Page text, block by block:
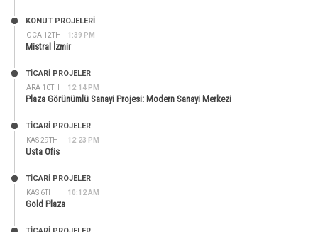
OCA 12TH 1:39 PM
KONUT PROJELERI
Mistral İzmir
ARA 10TH 12:14 PM
TİCARİ PROJELER
Plaza Görünümlü Sanayi Projesi: Modern Sanayi Merkezi
KAS 29TH 12:23 PM
TİCARİ PROJELER
Usta Ofis
KAS 6TH 10:12 AM
TİCARİ PROJELER
Gold Plaza